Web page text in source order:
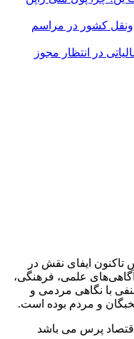
کشور در مراسم
در انتظار مجوز
ایفای نقش در
علمی، فرهنگی،
با نگاهی مردمی و
و مردم بوده است.
پرس می باشد